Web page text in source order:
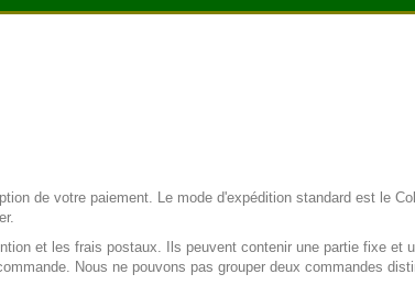
de votre paiement. Le mode d'expédition standard est le
et les frais postaux. Ils peuvent contenir une partie fixe
Nous ne pouvons pas grouper deux commandes